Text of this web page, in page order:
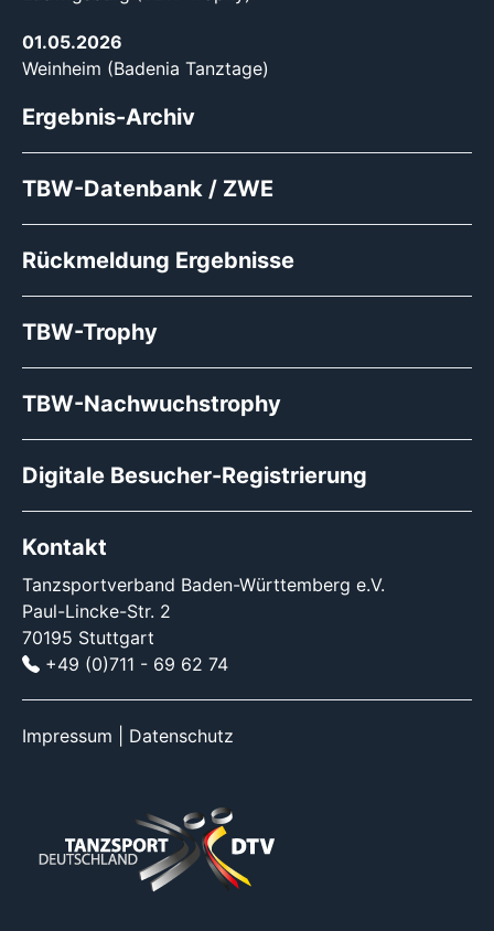
01.05.2026
Weinheim (Badenia Tanztage)
Ergebnis-Archiv
TBW-Datenbank / ZWE
Rückmeldung Ergebnisse
TBW-Trophy
TBW-Nachwuchstrophy
Digitale Besucher-Registrierung
Kontakt
Tanzsportverband Baden-Württemberg e.V.
Paul-Lincke-Str. 2
70195 Stuttgart
+49 (0)711 - 69 62 74
Impressum Datenschutz